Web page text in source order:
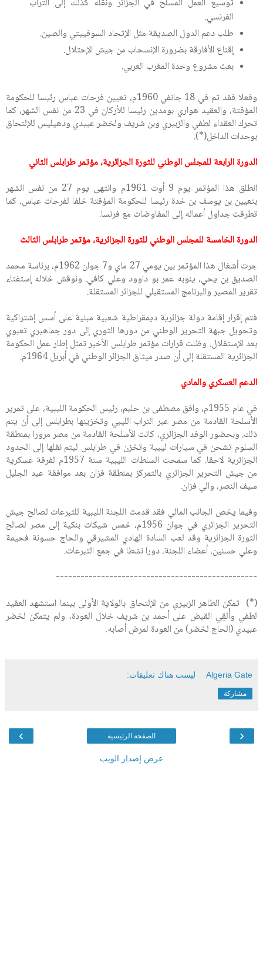
توسيع العمل المسلح في الجزائر ونقله كذلك إلى التراب
الفرنسي.
طلب دعم الدول الصديقة مثل الإتحاد السوفييتي والصين.
إقناع الأفارقة بضرورة الإنسحاب من جيش الإحتلال.
بعث مشروع وحدة المغرب العربي.
وفعلا فقد تم في 18 جانفي 1960م، تعيين فرحات عباس رئيسا للحكومة
المؤقتة، والعقيد هواري بومدين رئيسا للأركان في 23 من نفس الشهر، كما
تحرك العقداء لطفي والزبيري وبن شريف ولخضر عبيدي ودهيليس للإلتحاق
بوحدات الداخل(*).
الدورة الرابعة للمجلس الوطني للثورة الجزائرية، مؤتمر طرابلس الثاني
انطلق هذا المؤتمر يوم 9 أوت 1961م وانتهى يوم 27 من نفس الشهر
بتعيين بن يوسف بن خدة رئيسا للحكومة المؤقتة خلفا لفرحات عباس، كما
تطرقت جداول أعماله إلى المفاوضات مع فرنسا.
الدورة الخامسة للمجلس الوطني للثورة الجزائرية، مؤتمر طرابلس الثالث
جرت أشغال هذا المؤتمر بين يومي 27 ماي و7 جوان 1962م، برئاسة محمد
الصديق بن يحي، ينوبه عمر بو داوود وعلي كافي. ونوقش خلاله إستفتاء
تقرير المصير والبرنامج المستقبلي للجزائر المستقلة.
فتم إقرار إقامة دولة جزائرية ديمقراطية شعبية مبنية على أسس إشتراكية
وتحويل جبهة التحرير الوطني من دورها الثوري إلى دور جماهيري تعبوي
بعد الإستقلال. وظلت قرارات مؤتمر طرابلس الأخير تمثل إطار عمل الحكومة
الجزائرية المستقلة إلى أن صدر ميثاق الجزائر الوطني في أبريل 1964م.
الدعم العسكري والمادي
في عام 1955م، وافق مصطفى بن حليم، رئيس الحكومة الليبية، على تمرير
الأسلحة القادمة من مصر عبر التراب الليبي وتخزينها بطرابلس إلى أن يتم
ذلك. وبحضور الوفد الجزائري، كانت الأسلحة القادمة من مصر مرورا بمنطقة
السلوم تشحن في سيارات ليبية وتخزن في طرابلس ليتم نقلها إلى الحدود
الجزائرية لاحقا. كما سمحت السلطات الليبية سنة 1957م لفرقة عسكرية
من جيش التحرير الجزائري بالتمركز بمنطقة فزان بعد موافقة عبد الجليل
سيف النصر، والي فزان.
وفيما يخص الجانب المالي فقد قدمت اللجنة الليبية للتبرعات لصالح جيش
التحرير الجزائري في جوان 1956م، خمس شيكات بنكية إلى مصر لصالح
الثورة الجزائرية وقد لعب السادة الهادي المشيرقي والحاج حسونة فحيمة
وعلي حسنين، أعضاء اللجنة، دورا نشطا في جمع التبرعات.
-------------------------------------------------
(*) تمكن الطاهر الزبيري من الإلتحاق بالولاية الأولى بينما استشهد العقيد
لطفي وأُلقِي القبض على أحمد بن شريف خلال العودة، ولم يتمكن لخضر
عبيدي (الحاج لخضر) من العودة لمرض أصابه.
Algeria Gate ليست هناك تعليقات:
مشاركة
‹
› الصفحة الرئيسية
عرض إصدار الويب